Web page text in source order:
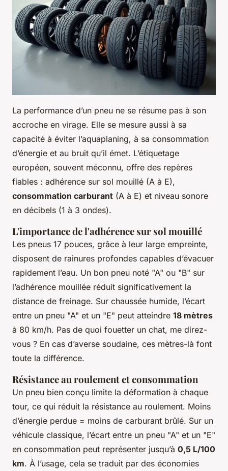
La performance d’un pneu ne se résume pas à son
accroche en virage. Elle se mesure aussi à sa
capacité à éviter l’aquaplaning, à sa consommation
d’énergie et au bruit qu’il émet. L’étiquetage
européen, souvent méconnu, offre des repères
fiables : adhérence sur sol mouillé (A à E),
consommation carburant (A à E) et niveau sonore
en décibels (1 à 3 ondes).
L'importance de l'adhérence sur sol mouillé
Les pneus 17 pouces, grâce à leur large empreinte,
disposent de rainures profondes capables d’évacuer
rapidement l’eau. Un bon pneu noté "A" ou "B" sur
l’adhérence mouillée réduit significativement la
distance de freinage. Sur chaussée humide, l’écart
entre un pneu "A" et un "E" peut atteindre 18 mètres
à 80 km/h. Pas de quoi fouetter un chat, me direz-
vous ? En cas d’averse soudaine, ces mètres-là font
toute la différence.
Résistance au roulement et consommation
Un pneu bien conçu limite la déformation à chaque
tour, ce qui réduit la résistance au roulement. Moins
d’énergie perdue = moins de carburant brûlé. Sur un
véhicule classique, l’écart entre un pneu "A" et un "E"
en consommation peut représenter jusqu’à 0,5 L/100
km. À l’usage, cela se traduit par des économies